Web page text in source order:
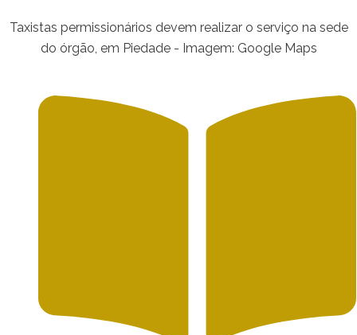
Taxistas permissionários devem realizar o serviço na sede
do órgão, em Piedade - Imagem: Google Maps